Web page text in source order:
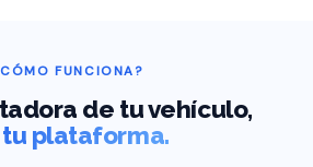
FUNCIONA?
de tu vehículo,
plataforma.